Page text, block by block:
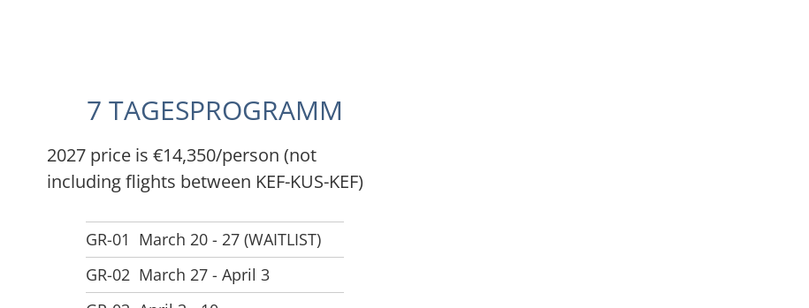
7 TAGESPROGRAMM
2027 price is €14,350/person (not
including flights between KEF-KUS-KEF)
GR-01 March 20 - 27 (WAITLIST)
GR-02 March 27 - April 3